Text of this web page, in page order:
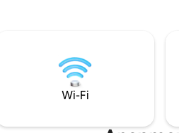
🌅
можете да се насладите на
невероятна гледка към
балкона. Макар и само на няколко
крачки от всички магазини,
апартаментът остава
Wi-Fi